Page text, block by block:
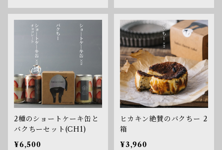
2種のショートケーキ缶と
バクちーセット(CH1)
¥6,500
ヒカキン絶賛のバクちー 2
箱
¥3,960